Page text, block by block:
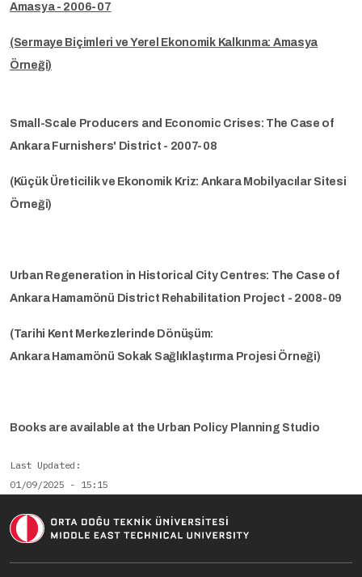
Amasya - 2006-07
(Sermaye Biçimleri ve Yerel Ekonomik Kalkınma: Amasya
Örneği)
Small-Scale Producers and Economic Crises: The Case of
Ankara Furnishers' District - 2007-08
(Küçük Üreticilik ve Ekonomik Kriz: Ankara Mobilyacılar Sitesi
Örneği)
Urban Regeneration in Historical City Centres: The Case of
Ankara Hamamönü District Rehabilitation Project - 2008-09
(Tarihi Kent Merkezlerinde Dönüşüm:
Ankara Hamamönü Sokak Sağlıklaştırma Projesi Örneği)
Books are available at the Urban Policy Planning Studio
Last Updated
01/09/2025 - 15:15